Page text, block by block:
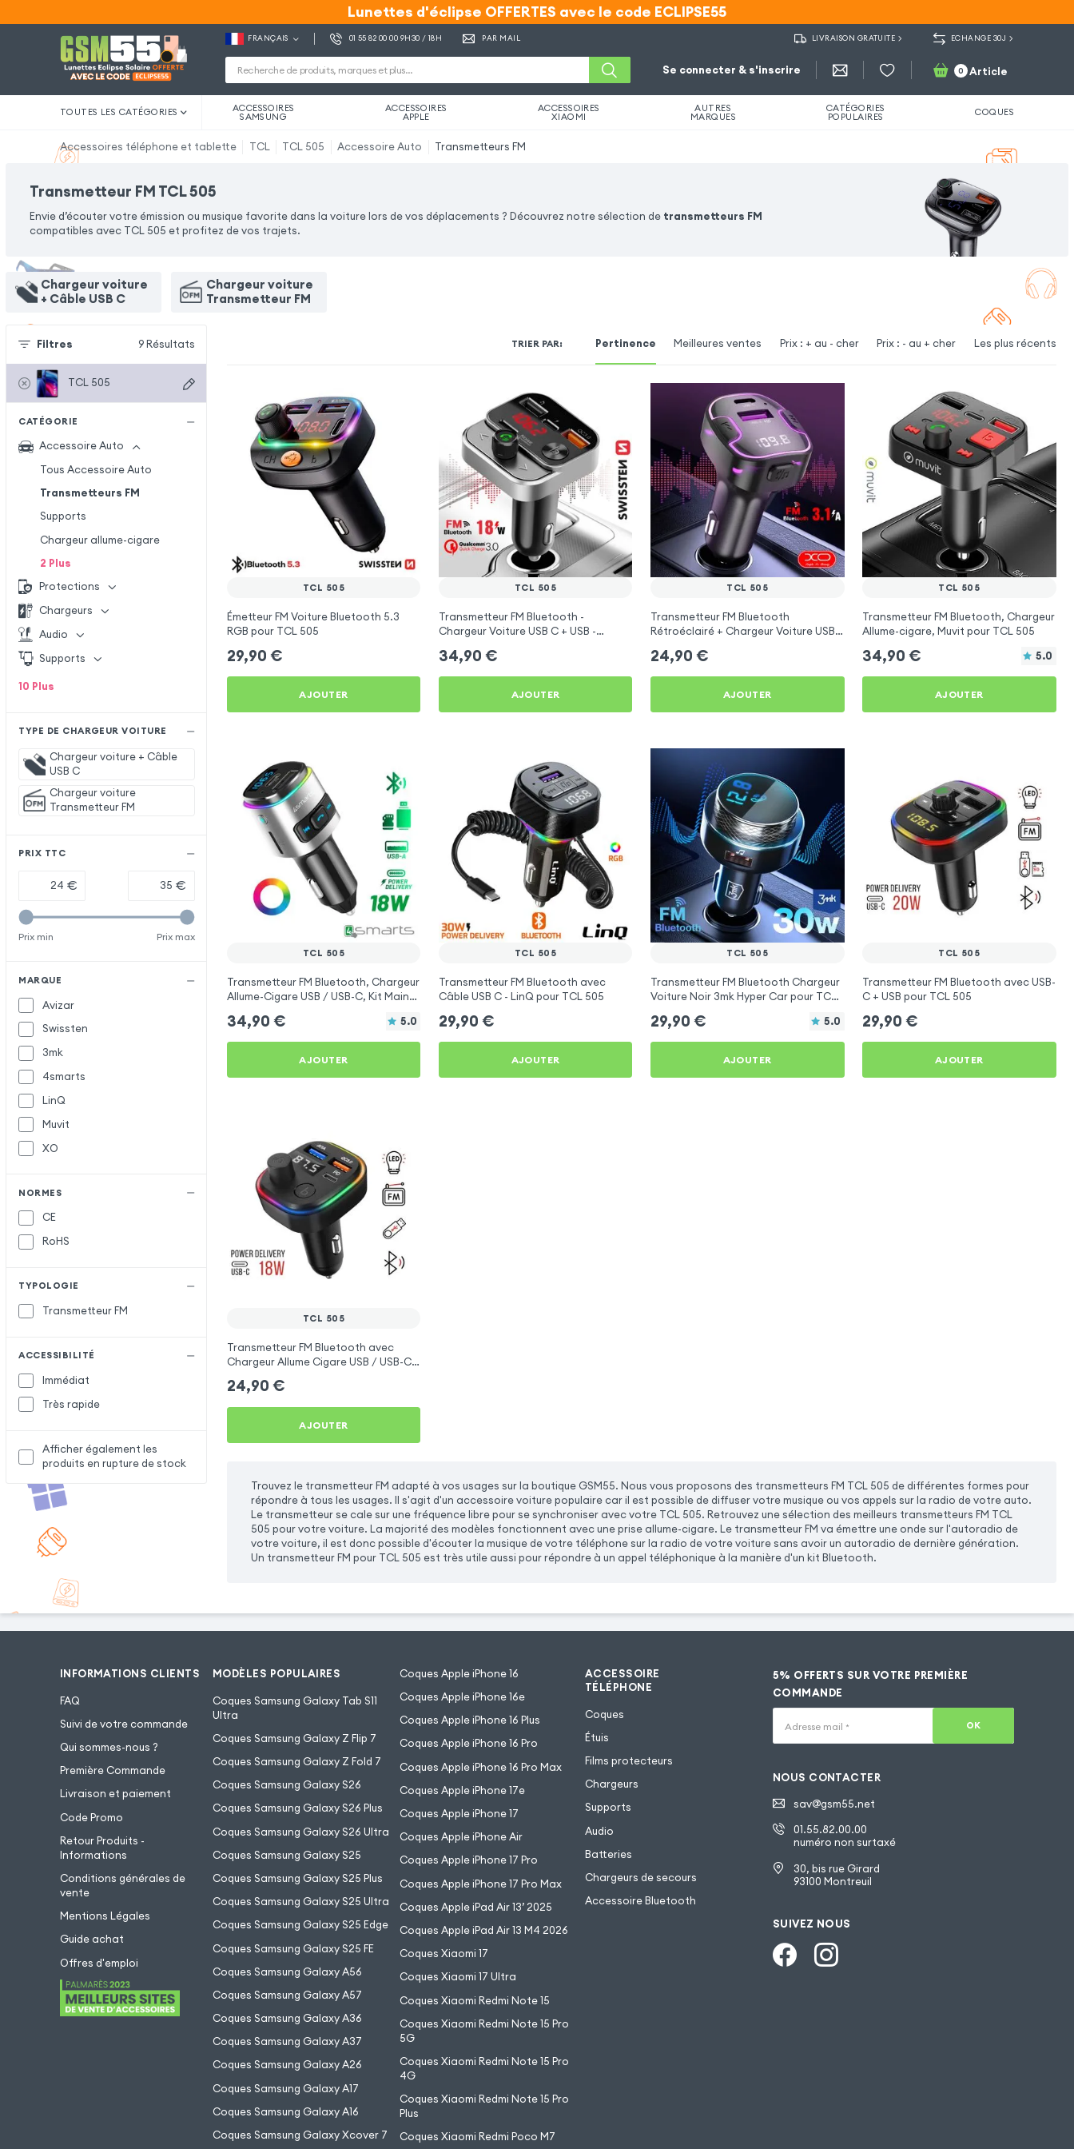
Lunettes d'éclipse OFFERTES avec le code ECLIPSE55
Lunettes d'éclipse OFFERTES avec le code ECLIPSE55
FRANÇAIS 01 55 82 00 00 9H30 / 18H PAR MAIL LIVRAISON GRATUITE ECHANGE 30J
Se connecter & s'inscrire 0 Article
TOUTES LES CATÉGORIES ACCESSOIRES
SAMSUNG
ACCESSOIRES
APPLE
ACCESSOIRES
XIAOMI
AUTRES
MARQUES
CATÉGORIES
POPULAIRES COQUES
Accessoires téléphone et tablette TCL TCL 505 Accessoire Auto Transmetteurs FM
Transmetteur FM TCL 505
Envie d’écouter votre émission ou musique favorite dans la voiture lors de vos déplacements ? Découvrez notre sélection de transmetteurs FM
compatibles avec TCL 505 et profitez de vos trajets.
Chargeur voiture
+ Câble USB C
Chargeur voiture
Transmetteur FM
Filtres 9 Résultats
TCL 505
CATÉGORIE
Accessoire Auto
Tous Accessoire Auto
Transmetteurs FM
Supports
Chargeur allume-cigare
2 Plus
Protections
Chargeurs
Audio
Supports
10 Plus
TYPE DE CHARGEUR VOITURE
Chargeur voiture + Câble
USB C
Chargeur voiture
Transmetteur FM
PRIX TTC
€ €
Prix min Prix max
MARQUE
Avizar
Swissten
3mk
4smarts
LinQ
Muvit
XO
NORMES
CE
RoHS
TYPOLOGIE
Transmetteur FM
ACCESSIBILITÉ
Immédiat
Très rapide
Afficher également les
produits en rupture de stock
TRIER PAR: Pertinence Meilleures ventes Prix : + au - cher Prix : - au + cher Les plus récents
TCL 505
Émetteur FM Voiture Bluetooth 5.3
RGB pour TCL 505
29,90 €
AJOUTER
TCL 505
Transmetteur FM Bluetooth -
Chargeur Voiture USB C + USB -
34,90 €
AJOUTER
TCL 505
Transmetteur FM Bluetooth
Rétroéclairé + Chargeur Voiture USB
24,90 €
AJOUTER
TCL 505
Transmetteur FM Bluetooth, Chargeur
Allume-cigare, Muvit pour TCL 505
34,90 € 5.0
AJOUTER
TCL 505
Transmetteur FM Bluetooth, Chargeur
Allume-Cigare USB / USB-C, Kit Main
34,90 € 5.0
AJOUTER
TCL 505
Transmetteur FM Bluetooth avec
Câble USB C - LinQ pour TCL 505
29,90 €
AJOUTER
TCL 505
Transmetteur FM Bluetooth Chargeur
Voiture Noir 3mk Hyper Car pour TCL
29,90 € 5.0
AJOUTER
TCL 505
Transmetteur FM Bluetooth avec USB-
C + USB pour TCL 505
29,90 €
AJOUTER
TCL 505
Transmetteur FM Bluetooth avec
Chargeur Allume Cigare USB / USB-C,
24,90 €
AJOUTER
Trouvez le transmetteur FM adapté à vos usages sur la boutique GSM55. Nous vous proposons des transmetteurs FM TCL 505 de différentes formes pour
répondre à tous les usages. Il s'agit d'un accessoire voiture populaire car il est possible de diffuser votre musique ou vos appels sur la radio de votre auto.
Le transmetteur se cale sur une fréquence libre pour se synchroniser avec votre TCL 505. Retrouvez une sélection des meilleurs transmetteurs FM TCL
505 pour votre voiture. La majorité des modèles fonctionnent avec une prise allume-cigare. Le transmetteur FM va émettre une onde sur l'autoradio de
votre voiture, il est donc possible d'écouter la musique de votre téléphone sur la radio de votre voiture sans avoir un autoradio de dernière génération.
Un transmetteur FM pour TCL 505 est très utile aussi pour répondre à un appel téléphonique à la manière d'un kit Bluetooth.
INFORMATIONS CLIENTS
FAQ
Suivi de votre commande
Qui sommes-nous ?
Première Commande
Livraison et paiement
Code Promo
Retour Produits -
Informations
Conditions générales de
vente
Mentions Légales
Guide achat
Offres d'emploi
MODÈLES POPULAIRES
Coques Samsung Galaxy Tab S11
Ultra
Coques Samsung Galaxy Z Flip 7
Coques Samsung Galaxy Z Fold 7
Coques Samsung Galaxy S26
Coques Samsung Galaxy S26 Plus
Coques Samsung Galaxy S26 Ultra
Coques Samsung Galaxy S25
Coques Samsung Galaxy S25 Plus
Coques Samsung Galaxy S25 Ultra
Coques Samsung Galaxy S25 Edge
Coques Samsung Galaxy S25 FE
Coques Samsung Galaxy A56
Coques Samsung Galaxy A57
Coques Samsung Galaxy A36
Coques Samsung Galaxy A37
Coques Samsung Galaxy A26
Coques Samsung Galaxy A17
Coques Samsung Galaxy A16
Coques Samsung Galaxy Xcover 7
Coques Apple iPhone 16
Coques Apple iPhone 16e
Coques Apple iPhone 16 Plus
Coques Apple iPhone 16 Pro
Coques Apple iPhone 16 Pro Max
Coques Apple iPhone 17e
Coques Apple iPhone 17
Coques Apple iPhone Air
Coques Apple iPhone 17 Pro
Coques Apple iPhone 17 Pro Max
Coques Apple iPad Air 13’ 2025
Coques Apple iPad Air 13 M4 2026
Coques Xiaomi 17
Coques Xiaomi 17 Ultra
Coques Xiaomi Redmi Note 15
Coques Xiaomi Redmi Note 15 Pro
5G
Coques Xiaomi Redmi Note 15 Pro
4G
Coques Xiaomi Redmi Note 15 Pro
Plus
Coques Xiaomi Redmi Poco M7
ACCESSOIRE
TÉLÉPHONE
Coques
Étuis
Films protecteurs
Chargeurs
Supports
Audio
Batteries
Chargeurs de secours
Accessoire Bluetooth
5% OFFERTS SUR VOTRE PREMIÈRE
COMMANDE
Adresse mail * OK
NOUS CONTACTER
sav@gsm55.net
01.55.82.00.00
numéro non surtaxé
30, bis rue Girard
93100 Montreuil
SUIVEZ NOUS